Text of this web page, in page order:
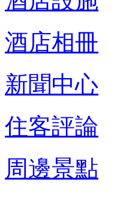
酒店相冊
新聞中心
住客評論
周邊景點